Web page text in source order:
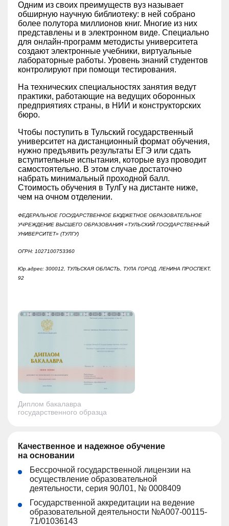
Одним из своих преимуществ вуз называет
обширную научную библиотеку: в ней собрано
более полутора миллионов книг. Многие из них
представлены и в электронном виде. Специально
для онлайн-программ методисты университета
создают электронные учебники, виртуальные
лабораторные работы. Уровень знаний студентов
контролируют при помощи тестирования.
На технических специальностях занятия ведут
практики, работающие на ведущих оборонных
предприятиях страны, в НИИ и конструкторских
бюро.
Чтобы поступить в Тульский государственный
университет на дистанционный формат обучения,
нужно предъявить результаты ЕГЭ или сдать
вступительные испытания, которые вуз проводит
самостоятельно. В этом случае достаточно
набрать минимальный проходной балл.
Стоимость обучения в ТулГу на дистанте ниже,
чем на очном отделении.
ФЕДЕРАЛЬНОЕ ГОСУДАРСТВЕННОЕ БЮДЖЕТНОЕ ОБРАЗОВАТЕЛЬНОЕ
УЧРЕЖДЕНИЕ ВЫСШЕГО ОБРАЗОВАНИЯ «ТУЛЬСКИЙ ГОСУДАРСТВЕННЫЙ
УНИВЕРСИТЕТ» (ТУЛГУ)
ОГРН: 1027100753360
Юр.адрес: 300012, ТУЛЬСКАЯ ОБЛАСТЬ, ТУЛА ГОРОД, ЛЕНИНА ПРОСПЕКТ,
92
Диплом бакалавра
государственного образца
Качественное и надежное обучение
на основании
Бессрочной государственной лицензии на
осуществление образовательной
деятельности, серия 90Л01, № 0008409
Государственной аккредитации на ведение
образовательной деятельности №А007-00115-
71/01036143